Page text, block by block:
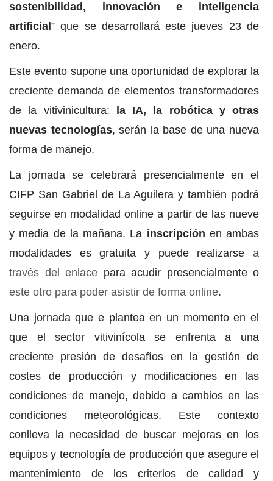
sostenibilidad, innovación e inteligencia
artificial ” que se desarrollará este jueves 23 de
enero.
Este evento supone una oportunidad de explorar la
creciente demanda de elementos transformadores
de la vitivinicultura:
la IA, la robótica y otras
nuevas tecnologías, serán la base de una nueva
forma de manejo.
La jornada se celebrará presencialmente en el
CIFP San Gabriel de La Aguilera y también podrá
seguirse en modalidad online a partir de las nueve
y media de la mañana. La inscripción en ambas
modalidades es gratuita y puede realizarse a
través del enlace para acudir presencialmente o
este otro para poder asistir de forma online.
Una jornada que e plantea en un momento en el
que el sector vitivinícola se enfrenta a una
creciente presión de desafíos en la gestión de
costes de producción y modificaciones en las
condiciones de manejo, debido a cambios en las
condiciones meteorológicas. Este contexto
conlleva la necesidad de buscar mejoras en los
equipos y tecnología de producción que asegure el
mantenimiento de los criterios de calidad y